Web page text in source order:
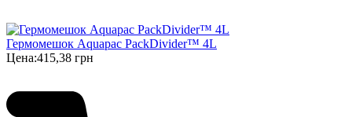
Гермомешок Aquapac PackDivider™ 4L
Цена:415,38 грн